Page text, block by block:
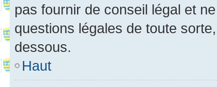
pas fournir de conseil légal et
questions légales de toute
dessous.
Haut